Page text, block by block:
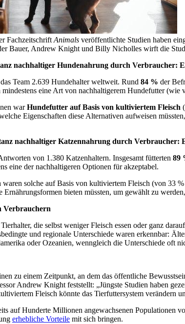
Fachzeitschrift Animals veröffentlichte Studien haben
Bauer, Andrew Knight und Billy Nicholles wirft die
nachhaltiger Hundenahrung durch Verbraucher:
Team 2.639 Hundehalter weltweit. Rund 84 % der
mindestens eine Art von nachhaltigerem Hundefutter
warHundefutter auf Basis von kultiviertem Fleisch
Eigenschaften diese Alternativen aufweisen
nachhaltiger Katzennahrung durch Verbraucher:
von 1.380 Katzenhaltern. Insgesamt fütterten 89
eine der nachhaltigeren Optionen für akzeptabel.
waren solche auf Basis von kultiviertem Fleisch (von 33
Ernährungsformen bieten müssten, um gewählt zu
Verbrauchern
die selbst weniger Fleisch essen oder ganz
und regionale Unterschiede waren erkennbar:
oder Ozeanien, wenngleich die Unterschiede oft
zu einem Zeitpunkt, an dem das öffentliche
Andrew Knight feststellt: „Jüngste Studien haben
Fleisch könnte das Tierfuttersystem
auf Hunderte Millionen angewachsenen Populationen
erhebliche Vorteile mit sich bringen.